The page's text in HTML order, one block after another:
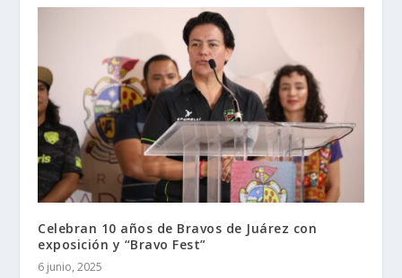
Celebran 10 años de Bravos de Juárez con
exposición y “Bravo Fest”
6 junio, 2025